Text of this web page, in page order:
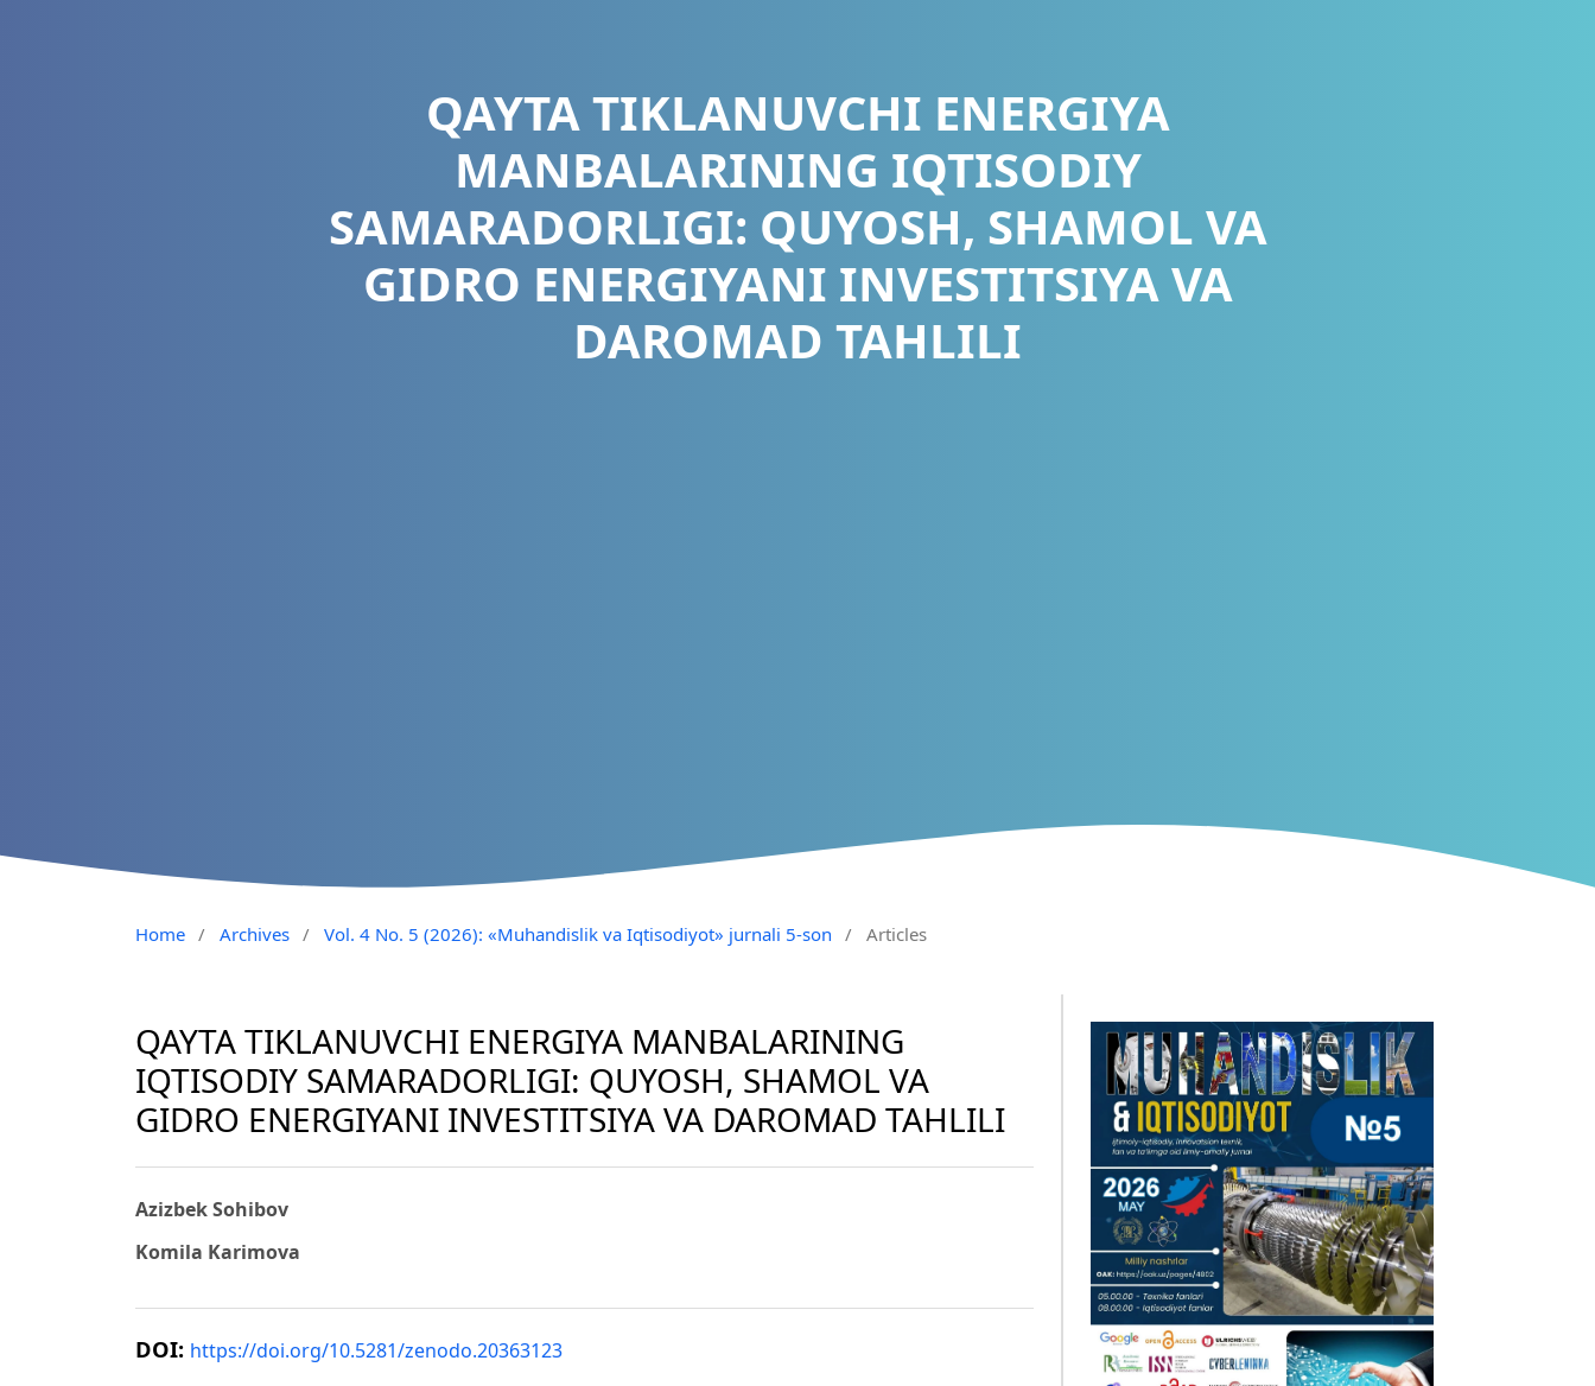
QAYTA TIKLANUVCHI ENERGIYA
MANBALARINING IQTISODIY
SAMARADORLIGI: QUYOSH, SHAMOL VA
GIDRO ENERGIYANI INVESTITSIYA VA
DAROMAD TAHLILI
Home / Archives / Vol. 4 No. 5 (2026): «Muhandislik va Iqtisodiyot» jurnali 5-son / Articles
QAYTA TIKLANUVCHI ENERGIYA MANBALARINING
IQTISODIY SAMARADORLIGI: QUYOSH, SHAMOL VA
GIDRO ENERGIYANI INVESTITSIYA VA DAROMAD TAHLILI
Azizbek Sohibov
Komila Karimova
DOI: https://doi.org/10.5281/zenodo.20363123